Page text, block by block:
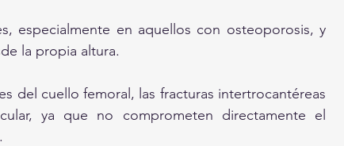
especialmente en aquellos con osteoporosis, y
la propia altura.
del cuello femoral, las fracturas intertrocantéreas
ya que no comprometen directamente el